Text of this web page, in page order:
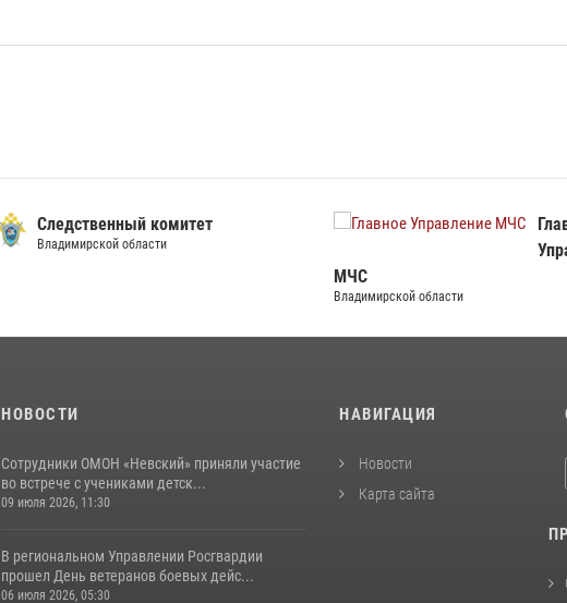
Следственный комитет
Владимирской области
МЧС
Владимирской области
НОВОСТИ
Сотрудники ОМОН «Невский» приняли участие
во встрече с учениками детск...
09 июля 2026, 11:30
В региональном Управлении Росгвардии
прошел День ветеранов боевых дейс...
06 июля 2026, 05:30
НАВИГАЦИЯ
Новости
Карта сайта